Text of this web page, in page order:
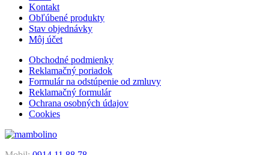
Kontakt
Obľúbené produkty
Stav objednávky
Môj účet
Obchodné podmienky
Reklamačný poriadok
Formulár na odstúpenie od zmluvy
Reklamačný formulár
Ochrana osobných údajov
Cookies